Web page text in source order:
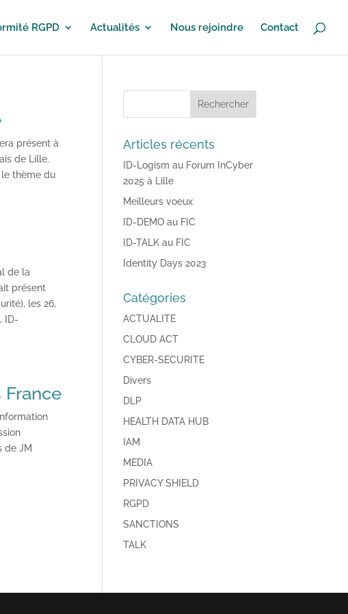
RGPD Actualités Nous rejoindre Contact
présent à
de Lille.
le thème du
de la
présent
les 26,
ID-
de JM
Articles récents
ID-Logism au Forum InCyber
2025 à Lille
Meilleurs voeux
ID-DEMO au FIC
ID-TALK au FIC
Identity Days 2023
Catégories
ACTUALITE
CLOUD ACT
CYBER-SECURITE
Divers
DLP
HEALTH DATA HUB
IAM
MEDIA
PRIVACY SHIELD
RGPD
SANCTIONS
TALK